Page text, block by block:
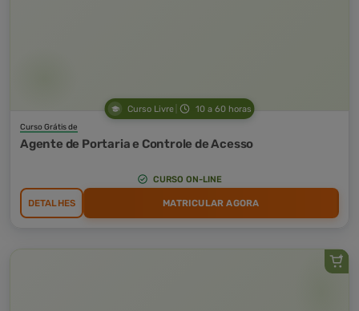
Curso Livre 10 a 60 horas
Curso Grátis de
Agente de Portaria e Controle de Acesso
CURSO ON-LINE
DETALHES MATRICULAR AGORA